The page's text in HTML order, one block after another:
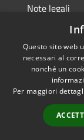
Note legali
RSS
Accessibilità
Questo sito web
necessari al
nonché un
Per maggiori